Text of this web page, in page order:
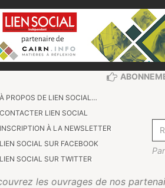
À PROPOS DE LIEN SOCIAL…
CONTACTER LIEN SOCIAL
INSCRIPTION À LA NEWSLETTER
LIEN SOCIAL SUR FACEBOOK
LIEN SOCIAL SUR TWITTER
les ouvrages de nos